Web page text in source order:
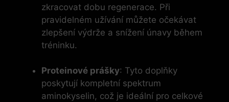
zkracovat dobu regenerace. Při
pravidelném užívání můžete očekávat
zlepšení výdrže a snížení únavy během
tréninku.
Proteinové prášky: Tyto doplňky
poskytují kompletní spektrum
aminokyselin, což je ideální pro celkové